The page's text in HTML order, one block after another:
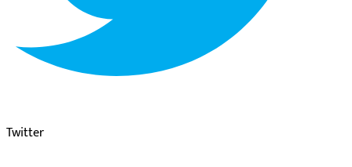
Twitter